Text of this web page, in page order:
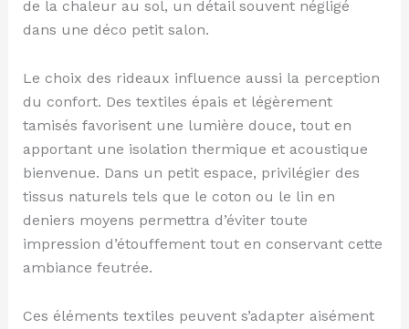
de la chaleur au sol, un détail souvent négligé
dans une déco petit salon.
Le choix des rideaux influence aussi la perception
du confort. Des textiles épais et légèrement
tamisés favorisent une lumière douce, tout en
apportant une isolation thermique et acoustique
bienvenue. Dans un petit espace, privilégier des
tissus naturels tels que le coton ou le lin en
deniers moyens permettra d’éviter toute
impression d’étouffement tout en conservant cette
ambiance feutrée.
Ces éléments textiles peuvent s’adapter aisément